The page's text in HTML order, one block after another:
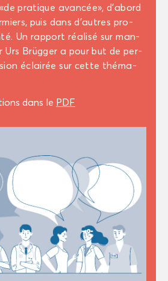
pra­tique avan­cée», d’abord
puis dans d'autres pro­
Un rap­port réa­li­sé sur man­
Urs Brügger a pour but de per­
éclai­rée sur cette thé­ma­
dans le PDF